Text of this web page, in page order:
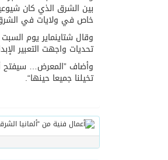
بين الشرق الذي كان
خاص في ولايات في الشرق
وقال شتاينماير يوم
تحديات واجهت التعبير
وأضاف ”المعرض… سيفتح
تخيلنا جميعا حينها“.